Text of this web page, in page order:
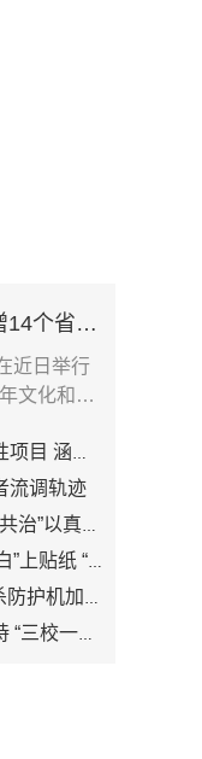
厦门今年新增14个省级非遗代表性项目 涵盖5大非遗门类
近日举行
文化和自
非遗门类
流调轨迹
心换真心
”插画祈愿平安
上海“抗疫”
项目加快推进